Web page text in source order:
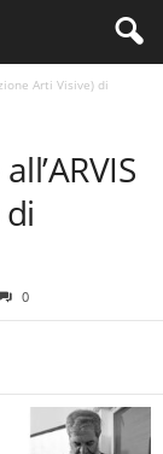
Arti Visive) di
0